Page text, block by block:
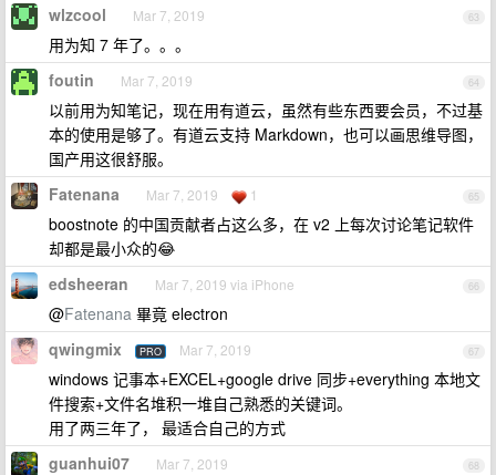
63
wlzcool Mar 7, 2019
用为知 7 年了。。。
64
foutin Mar 7, 2019
以前用为知笔记，现在用有道云，虽然有些东西要会员，不过基
本的使用是够了。有道云支持 Markdown，也可以画思维导图，
国产用这很舒服。
65
Fatenana Mar 7, 2019 1
boostnote 的中国贡献者占这么多，在 v2 上每次讨论笔记软件
却都是最小众的😂
66
edsheeran Mar 7, 2019 via iPhone
@Fatenana 畢竟 electron
67
qwingmix PRO Mar 7, 2019
windows 记事本+EXCEL+google drive 同步+everything 本地文
件搜索+文件名堆积一堆自己熟悉的关键词。
用了两三年了， 最适合自己的方式
68
guanhui07 Mar 7, 2019